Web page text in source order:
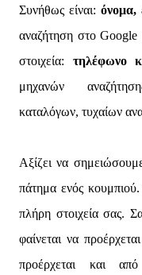
Συνήθως είναι: όνομα,
αναζήτηση στο Google
στοιχεία: τηλέφωνο
μηχανών
καταλόγων, τυχαίων
Αξίζει να
πάτημα ενός
πλήρη στοιχεία σας.
φαίνεται να
προέρχεται και